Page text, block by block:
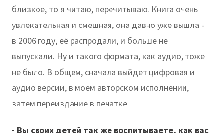
близкое, то я читаю, перечитываю. Книга очень
увлекательная и смешная, она давно уже вышла -
в 2006 году, её распродали, и больше не
выпускали. Ну и такого формата, как аудио, тоже
не было. В общем, сначала выйдет цифровая и
аудио версии, в моем авторском исполнении,
затем переиздание в печатке.
- Вы своих детей так же воспитываете, как вас